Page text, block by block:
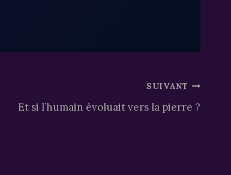
SUIVANT
Et si l’humain évoluait vers la pierre ?